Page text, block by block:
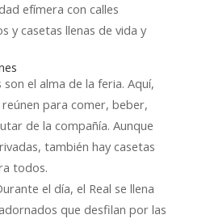
efímera con calles
y casetas llenas de vida y
son el alma de la feria. Aquí,
para comer, beber,
de la compañía. Aunque
también hay casetas
todos.
el día, el Real se llena
que desfilan por las